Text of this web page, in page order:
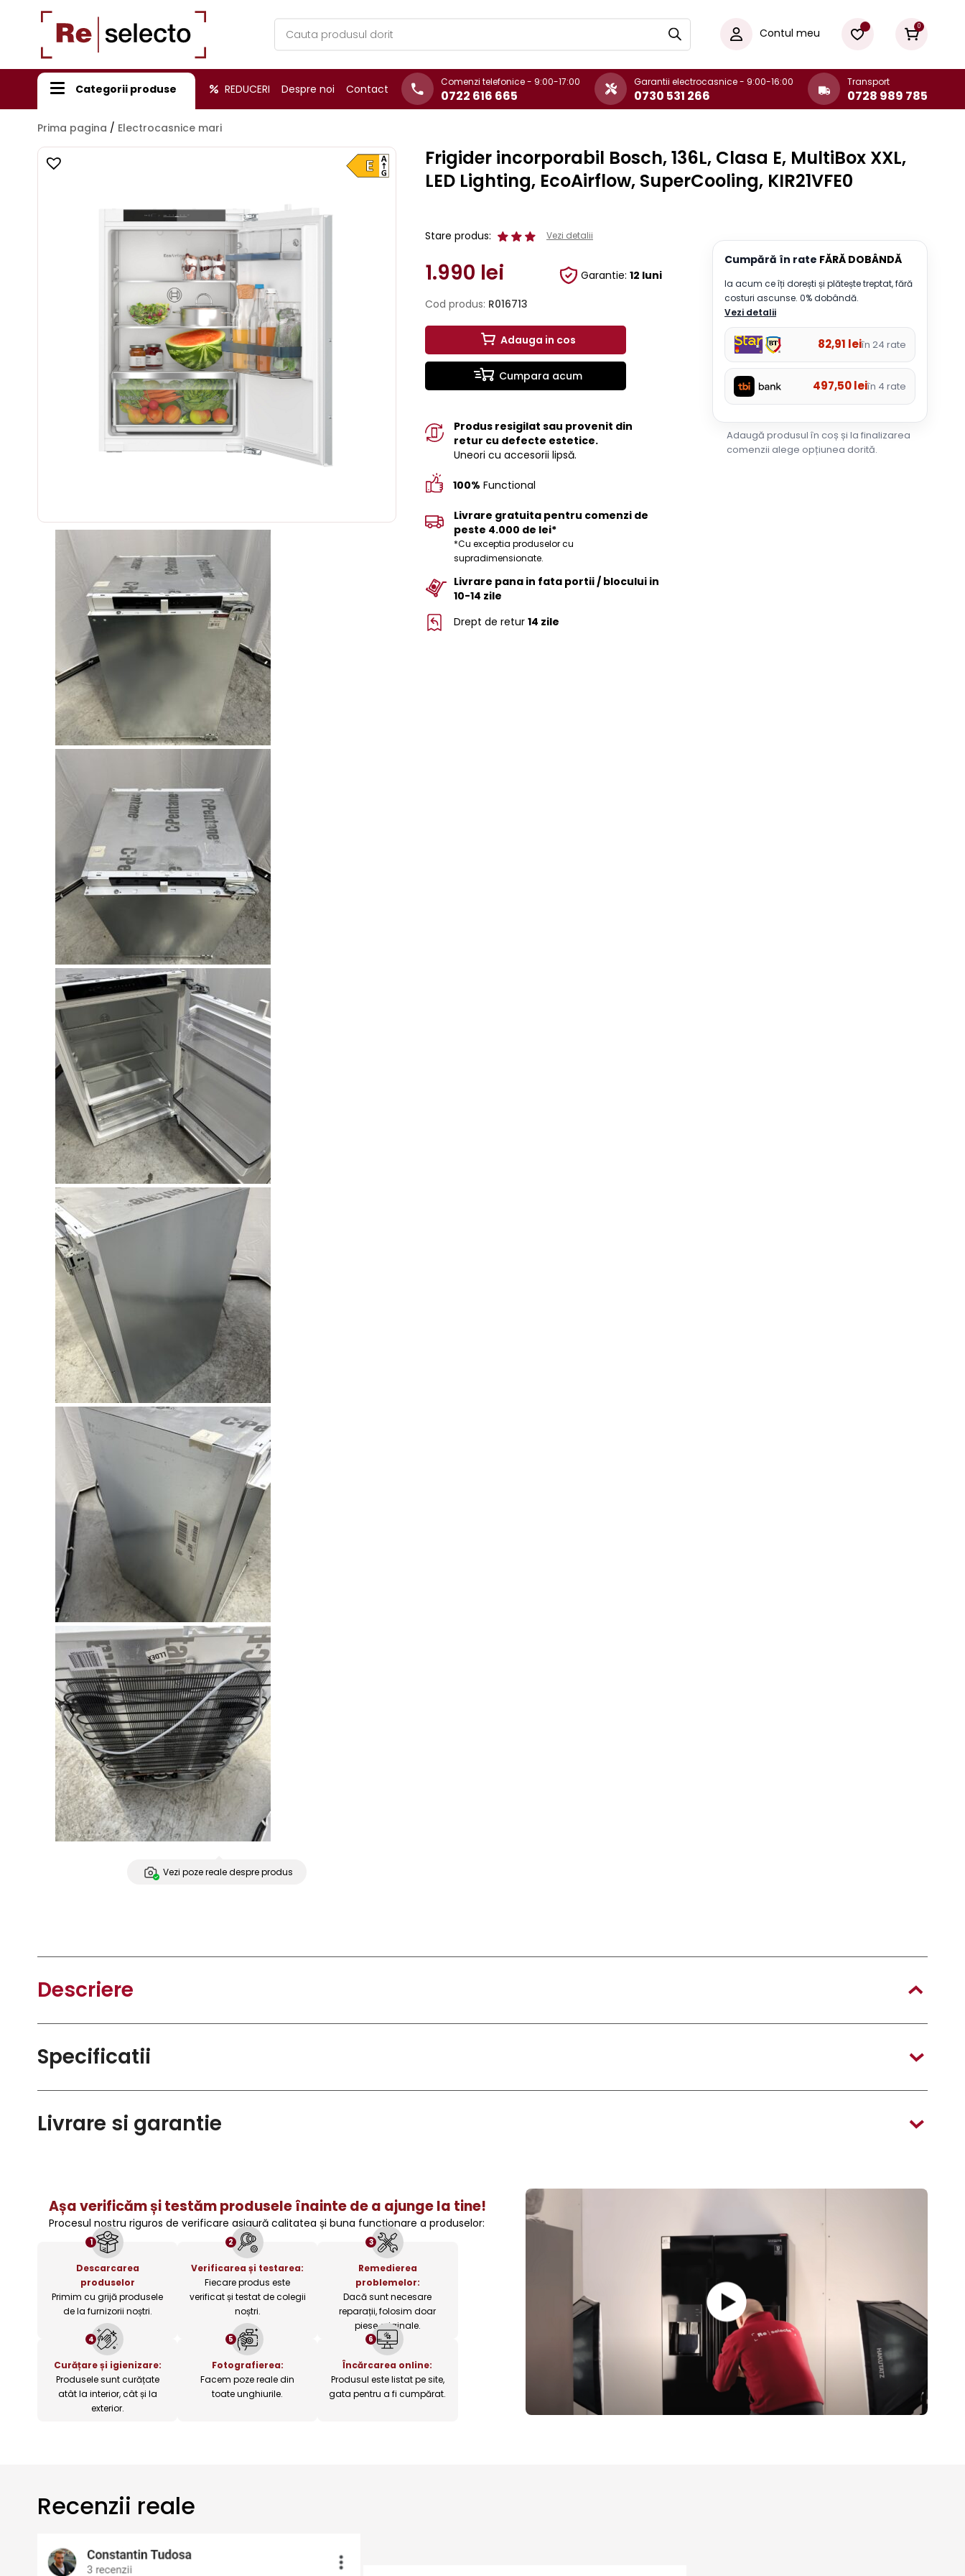
Contul meu 0
Products
search
Categorii produse REDUCERI Despre noi Contact
Comenzi telefonice - 9:00-17:00
0722 616 665
Garantii electrocasnice - 9:00-16:00
0730 531 266
Transport
0728 989 785
Prima pagina / Electrocasnice mari
Vezi poze reale despre produs
Frigider incorporabil Bosch, 136L, Clasa E, MultiBox XXL,
LED Lighting, EcoAirflow, SuperCooling, KIR21VFE0
Stare produs: Vezi detalii
1.990 lei Garantie: 12 luni
Cod produs: R016713
Adauga in cos
Cumpara acum
Produs resigilat sau provenit din
retur cu defecte estetice.
Uneori cu accesorii lipsă.
100% Functional
Livrare gratuita pentru comenzi de
peste 4.000 de lei*
*Cu exceptia produselor cu
supradimensionate.
Livrare pana in fata portii / blocului in
10-14 zile
Drept de retur 14 zile
Cumpără în rate FĂRĂ DOBÂNDĂ
Ia acum ce îți dorești și plătește treptat, fără
costuri ascunse. 0% dobândă.
Vezi detalii
82,91 leiîn 24 rate
497,50leiîn 4 rate
Adaugă produsul în coș și la finalizarea
comenzii alege opțiunea dorită.
Descriere
Specificatii
Livrare si garantie
Așa verificăm și testăm produsele înainte de a ajunge la tine!
Procesul nostru riguros de verificare asigură calitatea și buna funcționare a produselor:
1
Descarcarea
produselor
Primim cu grijă produsele
de la furnizorii noștri.
2
Verificarea și testarea:
Fiecare produs este
verificat și testat de colegii
noștri.
3
Remedierea
problemelor:
Dacă sunt necesare
reparații, folosim doar
piese originale.
4
Curățare și igienizare:
Produsele sunt curățate
atât la interior, cât și la
exterior.
5
Fotografierea:
Facem poze reale din
toate unghiurile.
6
Încărcarea online:
Produsul este listat pe site,
gata pentru a fi cumpărat.
Recenzii reale